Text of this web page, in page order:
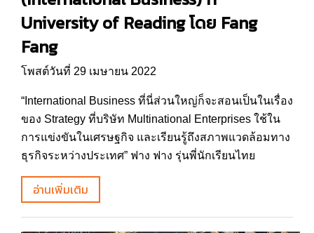
University of Reading โดย Fang
Fang
โพสต์วันที่ 29 เมษายน 2022
“International Business ที่นี่ส่วนใหญ่ก็จะสอนเป็นในเรื่อง
ของ Strategy ที่บริษัท Multinational Enterprises ใช้ใน
การแข่งขันในเศรษฐกิจ และเรียนรู้ถึงสภาพแวดล้อมทาง
ธุรกิจระหว่างประเทศ” ฟาง ฟาง รุ่นพี่นักเรียนไทย
อ่านเพิ่มเติม